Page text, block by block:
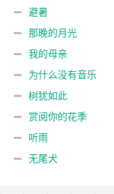
避暑
那晚的月光
我的母亲
为什么没有音乐
树犹如此
赏阅你的花季
听雨
无尾犬